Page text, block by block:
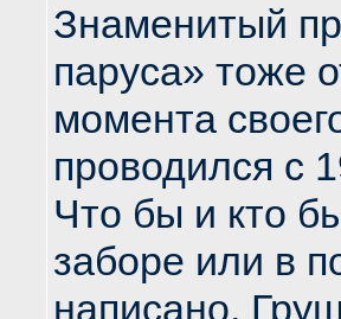
Знаменитый
паруса» тоже
момента
проводился с
Что бы и кто
заборе или в
написано,